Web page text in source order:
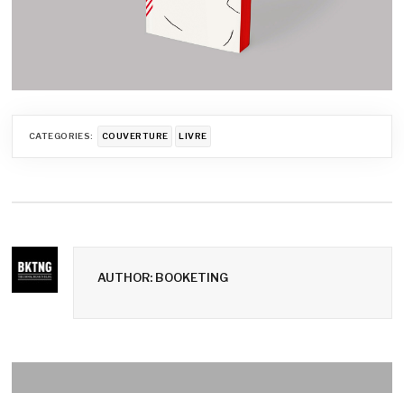
CATEGORIES: COUVERTURE LIVRE
AUTHOR: BOOKETING